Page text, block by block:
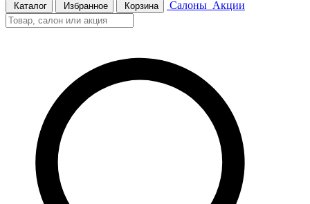
Каталог
Избранное Корзина Салоны Акции